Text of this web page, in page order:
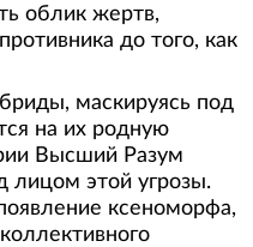
облик жертв,
до того, как
маскируясь под
на их родную
Высший Разум
лицом этой угрозы.
ксеноморфа,